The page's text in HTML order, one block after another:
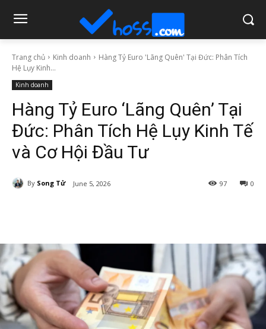
Trang chủ Kinh doanh
Hàng Tỷ Euro 'Lãng Quên' Tại Đức: Phân Tích
Hệ Lụy Kinh...
Kinh doanh
Hàng Tỷ Euro ‘Lãng Quên’ Tại
Đức: Phân Tích Hệ Lụy Kinh Tế
và Cơ Hội Đầu Tư
By Song Tử June 5, 2026 0
97